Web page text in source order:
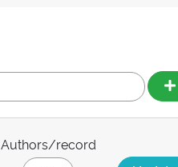
Authors/record